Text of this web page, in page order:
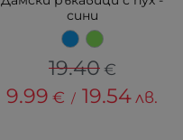
сини
19.40 €
9.99 € / 19.54 лв.